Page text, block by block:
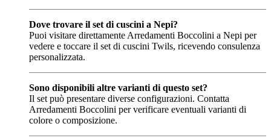
Dove trovare il set di cuscini a Nepi?
Puoi visitare direttamente Arredamenti Boccolini a Nepi per
vedere e toccare il set di cuscini Twils, ricevendo consulenza
personalizzata.
Sono disponibili altre varianti di questo set?
Il set può presentare diverse configurazioni. Contatta
Arredamenti Boccolini per verificare eventuali varianti di
colore o composizione.